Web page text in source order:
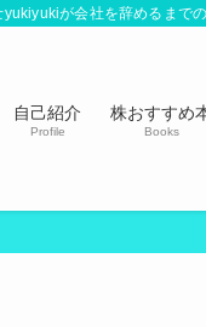
が会社を辞めるまでの
自己紹介
Profile
株おすすめ
Books